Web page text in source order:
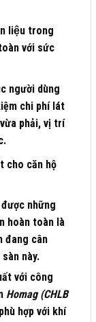
liệu trong
với sức
người dùng
chi phí lát
phải, vị trí
cho căn hộ
những
hoàn toàn là
đang cân
này.
với công
Homag (CHLB
hợp với khí